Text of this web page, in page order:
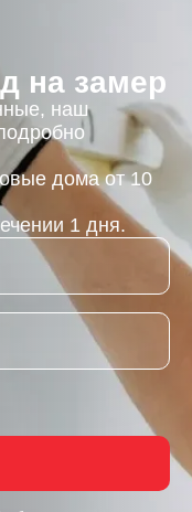
на замер
наш
дома от 10
1 дня.